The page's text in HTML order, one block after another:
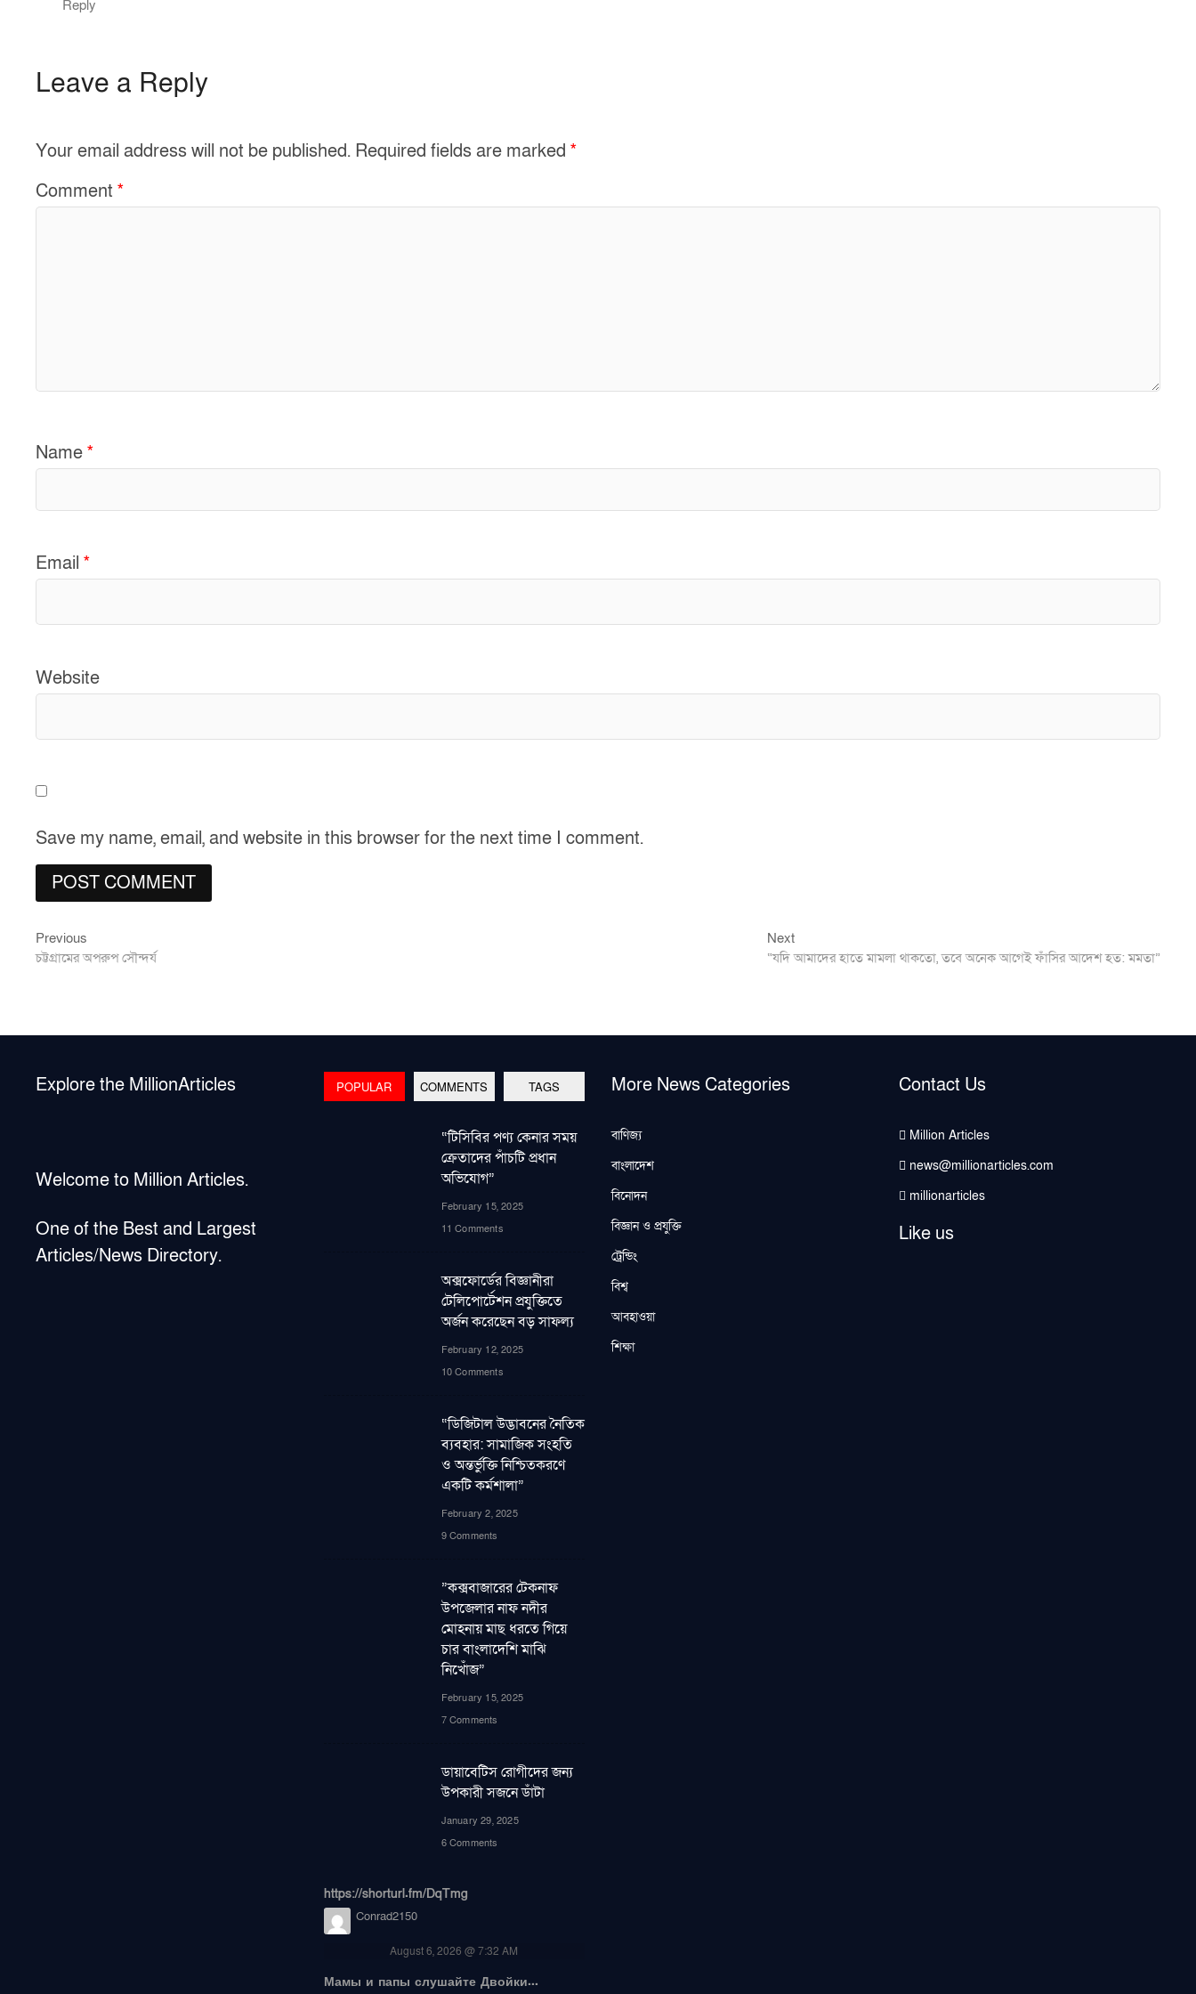
Reply
Leave a Reply
Your email address will not be published. Required fields are marked*
Comment*
Name*
Email*
Website
Save my name, email, and website in this browser for the next time I comment.
Post
Previous
post:
চট্টগ্রামের অপরুপ সৌন্দর্য
NextNext
post:
“যদি আমাদের হাতে মামলা থাকতো, তবে অনেক আগেই ফাঁসির আদেশ হত: মমতা”
Explore the MillionArticles
Welcome to Million Articles.
One of the Best and Largest
Articles/News Directory.
POPULAR COMMENTS TAGS
“টিসিবির পণ্য কেনার সময়
ক্রেতাদের পাঁচটি প্রধান
অভিযোগ”
February 15, 2025
11 Comments
অক্সফোর্ডের বিজ্ঞানীরা
টেলিপোর্টেশন প্রযুক্তিতে
অর্জন করেছেন বড় সাফল্য
February 12, 2025
10 Comments
“ডিজিটাল উদ্ভাবনের নৈতিক
ব্যবহার: সামাজিক সংহতি
ও অন্তর্ভুক্তি নিশ্চিতকরণে
একটি কর্মশালা”
February 2, 2025
9 Comments
”কক্সবাজারের টেকনাফ
উপজেলার নাফ নদীর
মোহনায় মাছ ধরতে গিয়ে
চার বাংলাদেশি মাঝি
নিখোঁজ”
February 15, 2025
7 Comments
ডায়াবেটিস রোগীদের জন্য
উপকারী সজনে ডাঁটা
January 29, 2025
6 Comments
https://shorturl.fm/DqTmg
Conrad2150
August 6, 2026 @ 7:32 AM
Мамы и папы слушайте Двойки...
More News Categories
বাণিজ্য
বাংলাদেশ
বিনোদন
বিজ্ঞান ও প্রযুক্তি
ট্রেন্ডিং
বিশ্ব
আবহাওয়া
শিক্ষা
Contact Us
Million Articles
news@millionarticles.com
millionarticles
Like us